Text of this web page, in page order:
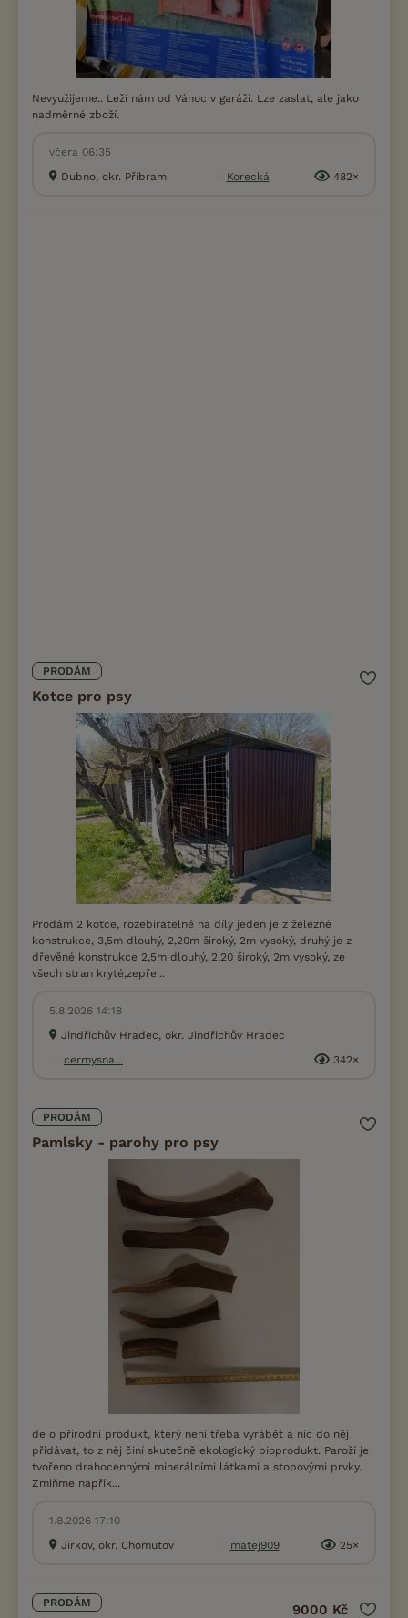
Nevyužijeme.. Leží nám od Vánoc v garáži. Lze zaslat, ale jako
nadměrné zboží.
včera 06:35
Dubno, okr. Příbram
Korecká 482×
PRODÁM
Kotce pro psy
Prodám 2 kotce, rozebiratelné na díly jeden je z železné
konstrukce, 3,5m dlouhý, 2,20m široký, 2m vysoký, druhý je z
dřevěné konstrukce 2,5m dlouhý, 2,20 široký, 2m vysoký, ze
všech stran kryté,zepře...
5.8.2026 14:18
Jindřichův Hradec, okr. Jindřichův Hradec
cermysna...
342×
PRODÁM
Pamlsky - parohy pro psy
de o přírodní produkt, který není třeba vyrábět a nic do něj
přidávat, to z něj činí skutečně ekologický bioprodukt. Paroží je
tvořeno drahocennými minerálními látkami a stopovými prvky.
Zmiňme napřík...
1.8.2026 17:10
Jirkov, okr. Chomutov
matej909 25×
PRODÁM 9000 Kč